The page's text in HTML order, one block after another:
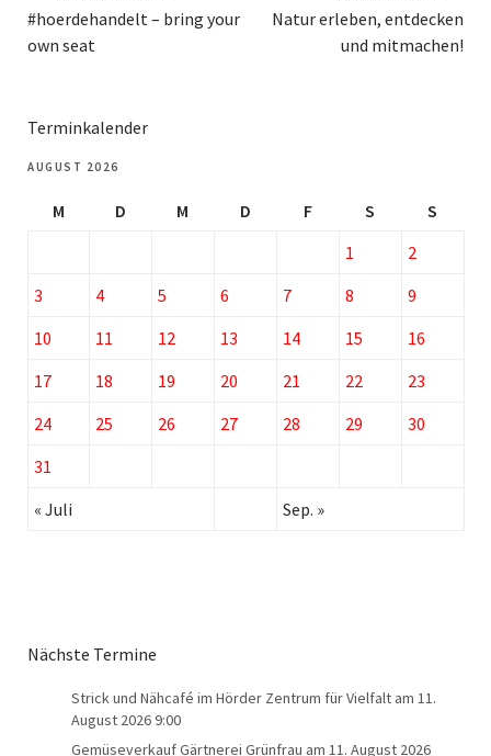
#hoerdehandelt – bring your
own seat
Natur erleben, entdecken
und mitmachen!
Terminkalender
AUGUST 2026
M D M D F S
S
1
2
3
4 5 6 7 8
9
10
11 12 13 14 15
16
17
18 19 20 21 22
23
24
25 26 27 28 29
30
31
« Juli
Sep. »
Nächste Termine
Strick und Nähcafé im Hörder Zentrum für Vielfalt am 11.
August 2026 9:00
Gemüseverkauf Gärtnerei Grünfrau am 11. August 2026